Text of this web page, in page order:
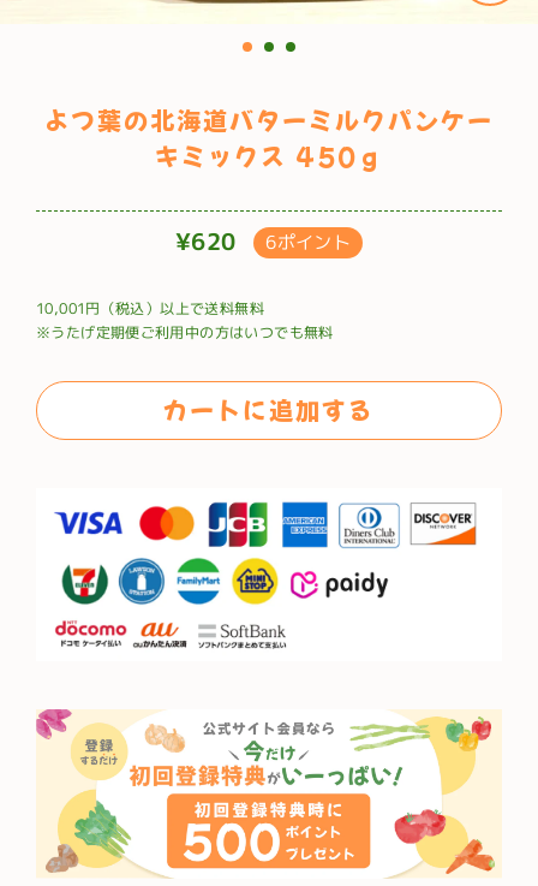
よつ葉の北海道バターミルクパンケー
キミックス 450ｇ
通
価
¥620 6ポイント
10,001円（税込）以上で送料無料
※うたげ定期便ご利用中の方はいつでも無料
カートに追加する